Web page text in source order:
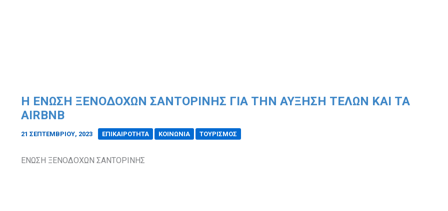
Η ΈΝΩΣΗ ΞΕΝΟΔΌΧΩΝ ΣΑΝΤΟΡΊΝΗΣ ΓΙΑ ΤΗΝ ΑΎΞΗΣΗ ΤΕΛΏΝ ΚΑΙ ΤΑ
AIRBNB
21 ΣΕΠΤΕΜΒΡΊΟΥ, 2023 ΕΠΙΚΑΙΡΟΤΗΤΑ ΚΟΙΝΩΝΙΑ ΤΟΥΡΙΣΜΟΣ
ΕΝΩΣΗ ΞΕΝΟΔΟΧΩΝ ΣΑΝΤΟΡΙΝΗΣ